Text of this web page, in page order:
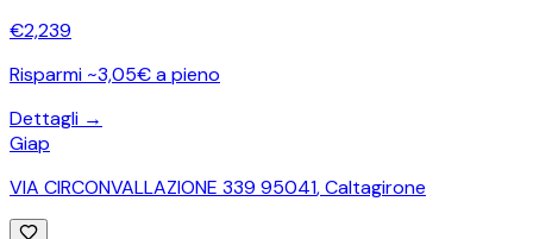
€2,239
Risparmi ~3,05€ a pieno
Dettagli →
Giap
VIA CIRCONVALLAZIONE 339 95041,Caltagirone